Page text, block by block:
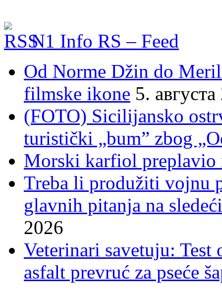
N1 Info RS – Feed
Od Norme Džin do
filmske ikone 5.
(FOTO) Sicilijansko
turistički „bum” zbog
Morski karfiol preplavio
Treba li produžiti vojnu
glavnih pitanja na
2026
Veterinari savetuju:
asfalt prevruć za pseće